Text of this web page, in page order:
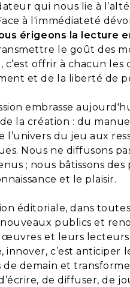
qui nous lie à
à l'immédiateté
érigeons la lecture
le goût des
c’est offrir à chacun les
et de la liberté de
embrasse
la création : du
l’univers du jeu aux
Nous ne diffusons
; nous bâtissons des
et le plaisir.
éditoriale, dans
publics et
œuvres et leurs
innover, c’est anticiper
demain et
de diffuser, de